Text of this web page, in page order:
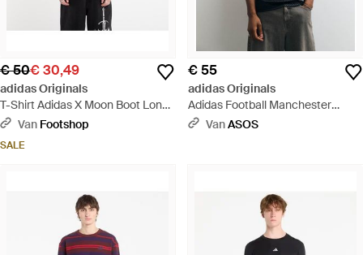
€ 50€ 30,49
adidas Originals
T-Shirt Adidas X Moon Boot Long
Sleeve Long-Sleeve Top - Wit
Van Footshop
SALE
€ 55
adidas Originals
Adidas Football Manchester
United 26/27 Training T-Shirt -
VanASOS